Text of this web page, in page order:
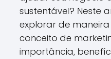
sustentável? Neste
explorar de
conceito de
importância,